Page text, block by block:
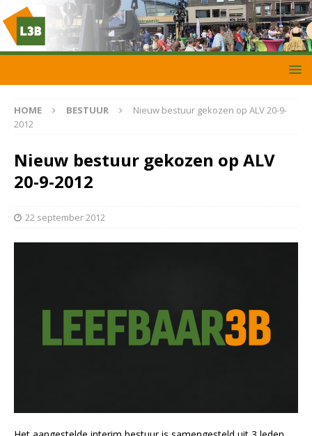
HOME BESTUUR
Nieuw bestuur gekozen op ALV 20-9-
2012
Nieuw bestuur gekozen op ALV
20-9-2012
22 september 2012